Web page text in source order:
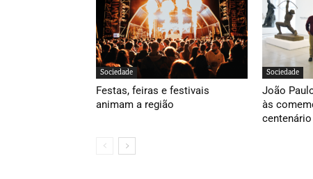
Sociedade
Festas, feiras e festivais
animam a região
Sociedade
João
às